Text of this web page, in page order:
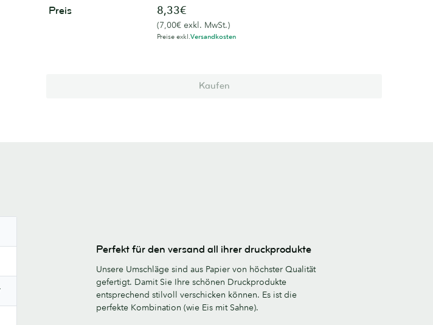
Preis 8,33€
(7,00€ exkl. MwSt.)
Preise exkl.Versandkosten
Kaufen
Perfekt für den versand all ihrer druckprodukte
Unsere Umschläge sind aus Papier von höchster Qualität
gefertigt. Damit Sie Ihre schönen Druckprodukte
entsprechend stilvoll verschicken können. Es ist die
perfekte Kombination (wie Eis mit Sahne).